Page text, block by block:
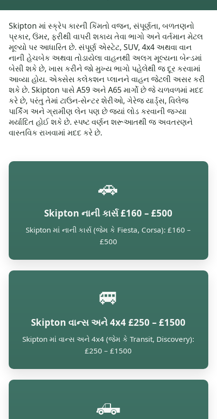
Skipton માં સ્ક્રેપ કારની કિંમતો વજન, સંપૂર્ણતા, બળતણનો
પ્રકાર, ઉંમર, ફરીથી વાપરી શકાય તેવા ભાગો અને વર્તમાન મેટલ
મૂલ્યો પર આધારિત છે. સંપૂર્ણ એસ્ટેટ, SUV, 4x4 અથવા વાન
નાની હેચબેક અથવા તોડાયેલા વાહનથી અલગ મૂલ્યના બેન્ડમાં
બેસી શકે છે, ખાસ કરીને જો મુખ્ય ભાગો પહેલેથી જ દૂર કરવામાં
આવ્યા હોય. એક્સેસ કલેકશન પ્લાનને વાહન જેટલી અસર કરી
શકે છે. Skipton પાસે A59 અને A65 માર્ગો છે જે ચળવળમાં મદદ
કરે છે, પરંતુ તેમાં ટાઉન-સેન્ટર શેરીઓ, ગેરેજ યાર્ડ્સ, વિલેજ
પાર્કિંગ અને ગ્રામીણ લેન પણ છે જ્યાં લોડ કરવાની જગ્યા
મર્યાદિત હોઈ શકે છે. સ્પષ્ટ વર્ણન શરૂઆતથી જ અવતરણને
વાસ્તવિક રાખવામાં મદદ કરે છે.
🚗
Skipton નાની કાર્સ £160 – £500
Skipton માં નાની કાર્સ (જેમ કે Fiesta, Corsa): £160 –
£500
🚐
Skipton વાન્સ અને 4x4 £250 – £1500
Skipton માં વાન્સ અને 4x4 (જેમ કે Transit, Discovery):
£250 – £1500
🛻